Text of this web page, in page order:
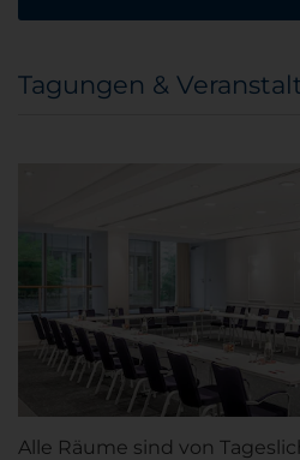
Tagungen &
Alle Räume sind von